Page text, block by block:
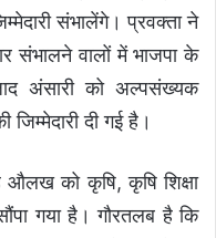
संभालेंगे। प्रवक्ता ने
संभालने वालों में भाजपा के
अंसारी को अल्पसंख्यक
दी गई है।
को कृषि, कृषि शिक्षा
गया है। गौरतलब है कि